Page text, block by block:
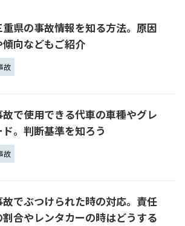
重県の事故情報を知る方法。原因
傾向などもご紹介
故
故で使用できる代車の車種やグレ
ド。判断基準を知ろう
故
故でぶつけられた時の対応。責任
割合やレンタカーの時はどうする